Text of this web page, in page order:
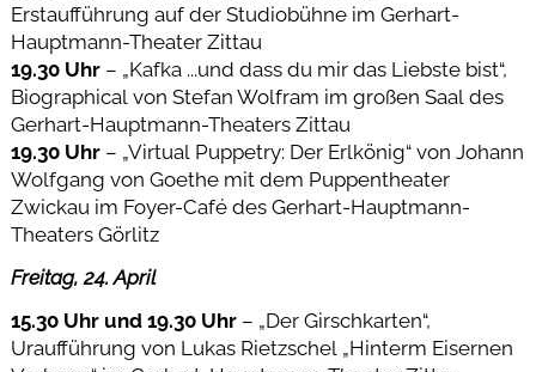
Erstaufführung auf der Studiobühne im Gerhart-
Hauptmann-Theater Zittau
19.30 Uhr – „Kafka ...und dass du mir das Liebste bist“,
Biographical von Stefan Wolfram im großen Saal des
Gerhart-Hauptmann-Theaters Zittau
19.30 Uhr– „Virtual Puppetry: Der Erlkönig“ von Johann
Wolfgang von Goethe mit dem Puppentheater
Zwickau im Foyer-Café des Gerhart-Hauptmann-
Theaters Görlitz
Freitag, 24. April
15.30 Uhr und 19.30 Uhr – „Der Girschkarten“,
Uraufführung von Lukas Rietzschel „Hinterm Eisernen